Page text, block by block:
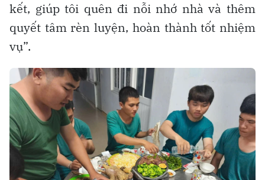
kết, giúp tôi quên đi nỗi nhớ nhà và thêm
quyết tâm rèn luyện, hoàn thành tốt nhiệm
vụ”.